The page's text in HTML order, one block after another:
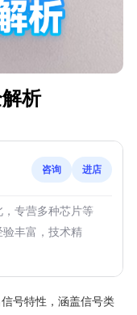
析
咨询 进店
专营多种芯片等
验丰富，技术精
号特性，涵盖信号类